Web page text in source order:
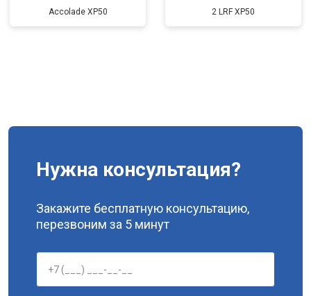
Accolade XP50 2 LRF XP50
Нужна консультация?
Закажите бесплатную консультацию,
перезвоним за 5 минут